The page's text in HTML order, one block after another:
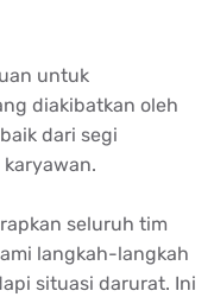
untuk
diakibatkan oleh
dari segi
seluruh tim
langkah-langkah
situasi darurat. Ini